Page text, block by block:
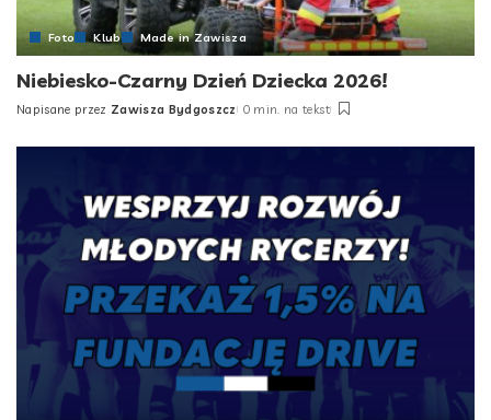
Foto Klub Made in Zawisza
Niebiesko-Czarny Dzień Dziecka 2026!
Posted
Napisane przez Zawisza Bydgoszcz 0 min. na tekst